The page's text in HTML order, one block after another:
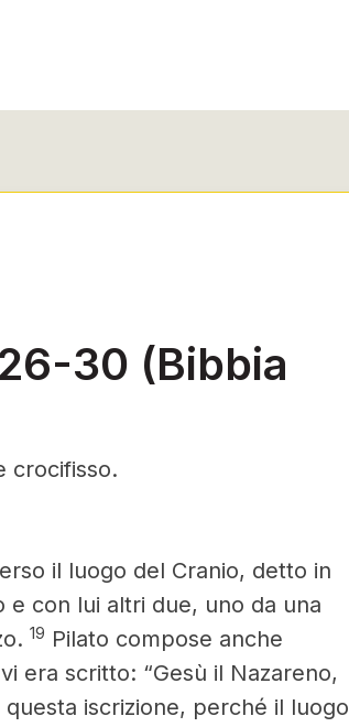
30 (Bibbia
crocifisso.
il luogo del Cranio, detto in
e con lui altri due, uno da una
19 Pilato compose anche
era scritto: “Gesù il Nazareno,
iscrizione, perché il luogo